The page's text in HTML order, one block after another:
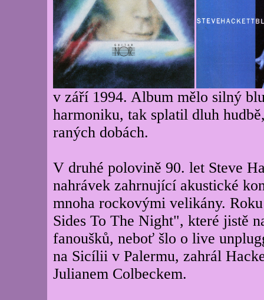
v září 1994. Album mělo silný
harmoniku, tak splatil dluh
raných dobách.
V druhé polovině 90. let Steve
nahrávek zahrnující akustické
mnoha rockovými velikány.
Sides To The Night", které jistě
fanoušků, neboť šlo o live
na Sicílii v Palermu, zahrál
Julianem Colbeckem.